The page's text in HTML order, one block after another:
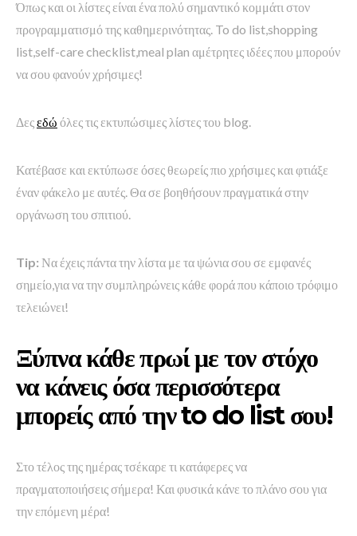
Όπως και οι λίστες είναι ένα πολύ σημαντικό κομμάτι στον
προγραμματισμό της καθημερινότητας. To do list,shopping
list,self-care checklist,meal plan αμέτρητες ιδέες που μπορούν
να σου φανούν χρήσιμες!
Δεςεδώ όλες τις εκτυπώσιμες λίστες του blog.
Κατέβασε και εκτύπωσε όσες θεωρείς πιο χρήσιμες και φτιάξε
έναν φάκελο με αυτές. Θα σε βοηθήσουν πραγματικά στην
οργάνωση του σπιτιού.
Tip: Να έχεις πάντα την λίστα με τα ψώνια σου σε εμφανές
σημείο,για να την συμπληρώνεις κάθε φορά που κάποιο τρόφιμο
τελειώνει!
Ξύπνα κάθε πρωί με τον στόχο
να κάνεις όσα περισσότερα
μπορείς από την to do list σου!
Στο τέλος της ημέρας τσέκαρε τι κατάφερες να
πραγματοποιήσεις σήμερα! Και φυσικά κάνε το πλάνο σου για
την επόμενη μέρα!